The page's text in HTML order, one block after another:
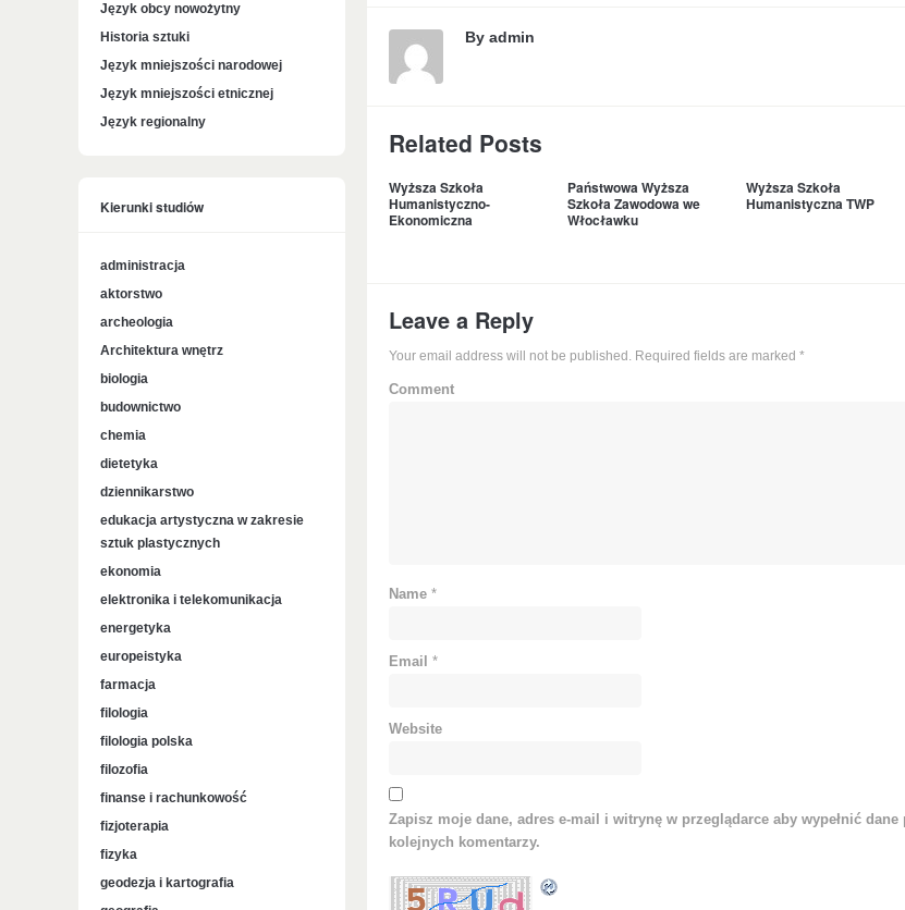
By admin
Related Posts
Wyższa Szkoła
Humanistyczno-
Ekonomiczna
Państwowa Wyższa
Szkoła Zawodowa we
Włocławku
Wyższa Szkoła
Humanistyczna TWP
Leave a Reply
Your email address will not be published. Required fields are marked *
Comment
Name *
Email *
Website
Zapisz moje dane, adres e-mail i witrynę w przeglądarce aby wypełnić dane
kolejnych komentarzy.
Język obcy nowożytny
Historia sztuki
Język mniejszości narodowej
Język mniejszości etnicznej
Język regionalny
Kierunki studiów
administracja
aktorstwo
archeologia
Architektura wnętrz
biologia
budownictwo
chemia
dietetyka
dziennikarstwo
edukacja artystyczna w zakresie
sztuk plastycznych
ekonomia
elektronika i telekomunikacja
energetyka
europeistyka
farmacja
filologia
filologia polska
filozofia
finanse i rachunkowość
fizjoterapia
fizyka
geodezja i kartografia